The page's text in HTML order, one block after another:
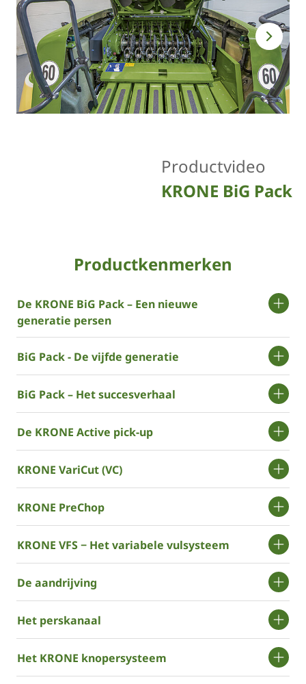
Productvideo
KRONE BiG Pack
Productkenmerken
De ­KRONE BiG Pack – Een nieuwe
generatie persen
BiG Pack - De vijfde generatie
BiG Pack – Het succesverhaal
De ­KRONE Active pick-up
­KRONE VariCut (VC)
­KRONE PreChop
­KRONE VFS − Het variabele vulsysteem
De aandrijving
Het perskanaal
Het ­KRONE knopersysteem